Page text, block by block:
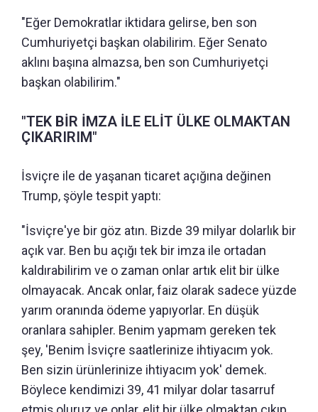
"Eğer Demokratlar iktidara gelirse, ben son
Cumhuriyetçi başkan olabilirim. Eğer Senato
aklını başına almazsa, ben son Cumhuriyetçi
başkan olabilirim."
"TEK BİR İMZA İLE ELİT ÜLKE OLMAKTAN
ÇIKARIRIM"
İsviçre ile de yaşanan ticaret açığına değinen
Trump, şöyle tespit yaptı:
"İsviçre'ye bir göz atın. Bizde 39 milyar dolarlık bir
açık var. Ben bu açığı tek bir imza ile ortadan
kaldırabilirim ve o zaman onlar artık elit bir ülke
olmayacak. Ancak onlar, faiz olarak sadece yüzde
yarım oranında ödeme yapıyorlar. En düşük
oranlara sahipler. Benim yapmam gereken tek
şey, 'Benim İsviçre saatlerinize ihtiyacım yok.
Ben sizin ürünlerinize ihtiyacım yok' demek.
Böylece kendimizi 39, 41 milyar dolar tasarruf